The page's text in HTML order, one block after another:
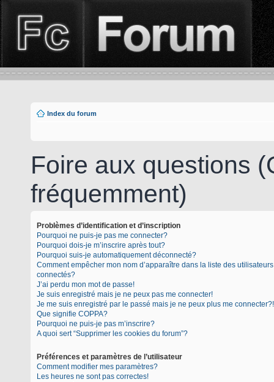
Index du forum
Foire aux questions
fréquemment)
Problèmes d’identification et d’inscription
Pourquoi ne puis-je pas me connecter?
Pourquoi dois-je m’inscrire après tout?
Pourquoi suis-je automatiquement déconnecté?
Comment empêcher mon nom d’apparaître dans la liste des utilisateurs
connectés?
J’ai perdu mon mot de passe!
Je suis enregistré mais je ne peux pas me connecter!
Je me suis enregistré par le passé mais je ne peux plus me connecter?!
Que signifie COPPA?
Pourquoi ne puis-je pas m’inscrire?
A quoi sert “Supprimer les cookies du forum”?
Préférences et paramètres de l’utilisateur
Comment modifier mes paramètres?
Les heures ne sont pas correctes!